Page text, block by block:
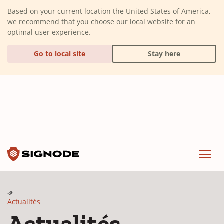
Based on your current location the United States of America,
we recommend that you choose our local website for an
optimal user experience.
Go to local site Stay here
Actualités